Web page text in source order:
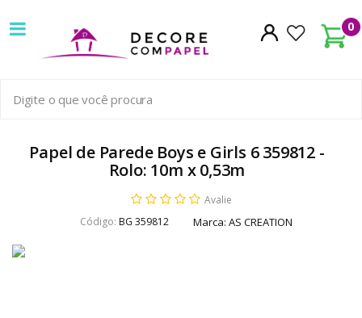
0
Decore
com
papel
pioneira
venda
Papel de Parede Boys e Girls 6 359812 -
Rolo: 10m x 0,53m
Avalie
Código: BG 359812 Marca: AS CREATION